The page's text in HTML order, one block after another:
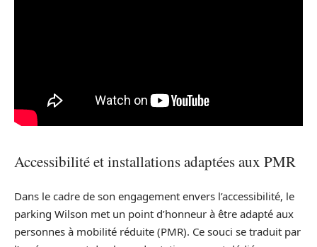
Accessibilité et installations adaptées aux PMR
Dans le cadre de son engagement envers l’accessibilité, le
parking Wilson met un point d’honneur à être adapté aux
personnes à mobilité réduite (PMR). Ce souci se traduit par